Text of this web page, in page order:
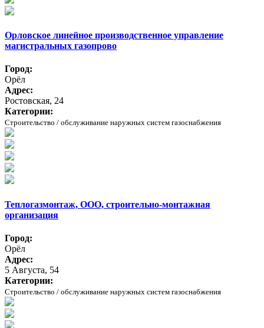
Орловское линейное производственное управление
магистральных газопрово
Город:
Орёл
Адрес:
Ростовская, 24
Категории:
Строительство / обслуживание наружных систем газоснабжения
Теплогазмонтаж, ООО, строительно-монтажная
организация
Город:
Орёл
Адрес:
5 Августа, 54
Категории:
Строительство / обслуживание наружных систем газоснабжения